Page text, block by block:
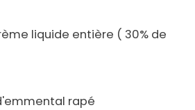
liquide entière ( 30% de
rapé